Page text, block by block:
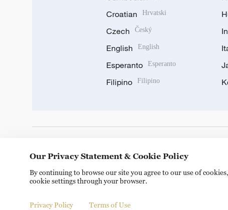
Croatian Hrvatski
Czech Český
English English
Esperanto Esperanto
Filipino Filipino
Copyright © 2024 CGTN. 京ICP备20000184号
Our Privacy Statement & Cookie Policy
By continuing to browse our site you agree to our use of
cookie settings through your browser.
Privacy Policy Terms of Use